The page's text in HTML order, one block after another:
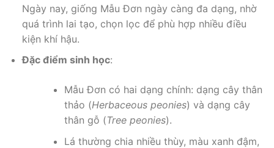
Ngày nay, giống Mẫu Đơn ngày càng đa dạng, nhờ
quá trình lai tạo, chọn lọc để phù hợp nhiều điều
kiện khí hậu.
Đặc điểm sinh học:
Mẫu Đơn có hai dạng chính: dạng cây thân
thảo (Herbaceous peonies) và dạng cây
thân gỗ (Tree peonies).
Lá thường chia nhiều thùy, màu xanh đậm,